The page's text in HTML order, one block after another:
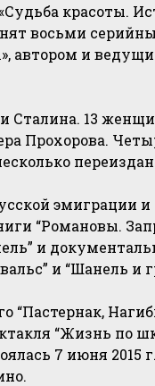
красоты.
восьми
автором и
Сталина. 13
Прохорова.
эмиграции
“Романовы.
и
и “Шанель и
“Пастернак,
“Жизнь по
7 июня 2015